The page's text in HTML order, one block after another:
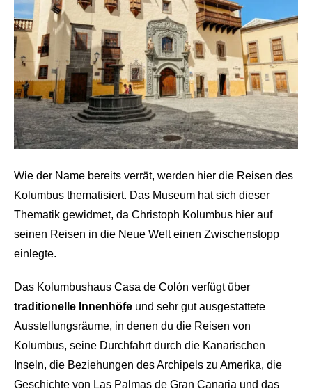
Wie der Name bereits verrät, werden hier die Reisen des
Kolumbus thematisiert. Das Museum hat sich dieser
Thematik gewidmet, da Christoph Kolumbus hier auf
seinen Reisen in die Neue Welt einen Zwischenstopp
einlegte.
Das Kolumbushaus Casa de Colón verfügt über
traditionelle Innenhöfe und sehr gut ausgestattete
Ausstellungsräume, in denen du die Reisen von
Kolumbus, seine Durchfahrt durch die Kanarischen
Inseln, die Beziehungen des Archipels zu Amerika, die
Geschichte von Las Palmas de Gran Canaria und das